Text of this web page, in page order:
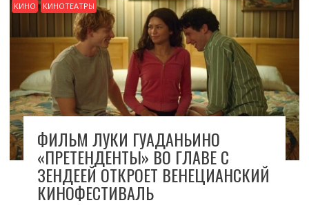
КИНО КИНОТЕАТРЫ
ФИЛЬМ ЛУКИ ГУАДАНЬИНО
«ПРЕТЕНДЕНТЫ» ВО ГЛАВЕ С
ЗЕНДЕЕЙ ОТКРОЕТ ВЕНЕЦИАНСКИЙ
КИНОФЕСТИВАЛЬ